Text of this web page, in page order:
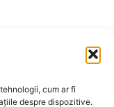
cum ar fi
despre dispozitive.